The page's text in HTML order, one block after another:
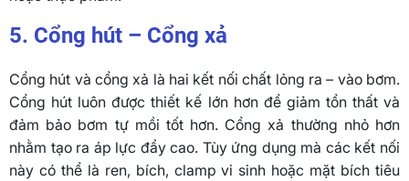
5. Cổng hút – Cổng xả
Cổng hút và cổng xả là hai kết nối chất lỏng ra – vào bơm.
Cổng hút luôn được thiết kế lớn hơn để giảm tổn thất và
đảm bảo bơm tự mồi tốt hơn. Cổng xả thường nhỏ hơn
nhằm tạo ra áp lực đẩy cao. Tùy ứng dụng mà các kết nối
này có thể là ren, bích, clamp vi sinh hoặc mặt bích tiêu